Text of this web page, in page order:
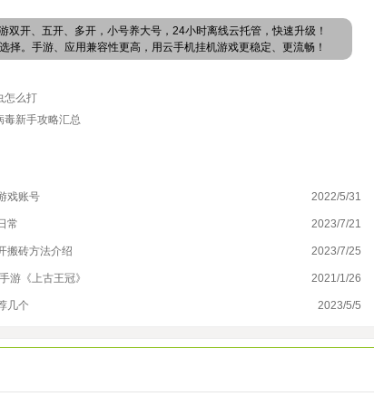
开、五开、多开，小号养大号，24小时离线云托管，快速升级！
择。手游、应用兼容性更高，用云手机挂机游戏更稳定、更流畅！
怎么打
毒新手攻略汇总
戏账号 2022/5/31
常 2023/7/21
搬砖方法介绍 2023/7/25
游《上古王冠》 2021/1/26
几个 2023/5/5